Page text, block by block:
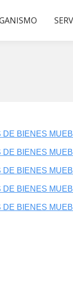
DE BIENES
DE BIENES
DE BIENES
DE BIENES
DE BIENES